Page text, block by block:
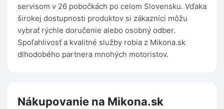
servisom v 26 pobočkách po celom Slovensku. Vďaka
širokej dostupnosti produktov si zákazníci môžu
vybrať rýchle doručenie alebo osobný odber.
Spoľahlivosť a kvalitné služby robia z Mikona.sk
dlhodobého partnera mnohých motoristov.
Nákupovanie na Mikona.sk